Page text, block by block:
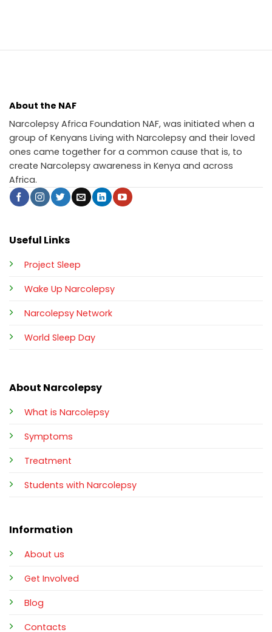
About the NAF
Narcolepsy Africa Foundation NAF, was initiated when a
group of Kenyans Living with Narcolepsy and their loved
ones came together for a common cause that is, to
create Narcolepsy awareness in Kenya and across
Africa.
About Narcolepsy
What is Narcolepsy
Symptoms
Treatment
Students with Narcolepsy
Information
About us
Get Involved
Blog
Contacts
Useful Links
Project Sleep
Wake Up Narcolepsy
Narcolepsy Network
World Sleep Day